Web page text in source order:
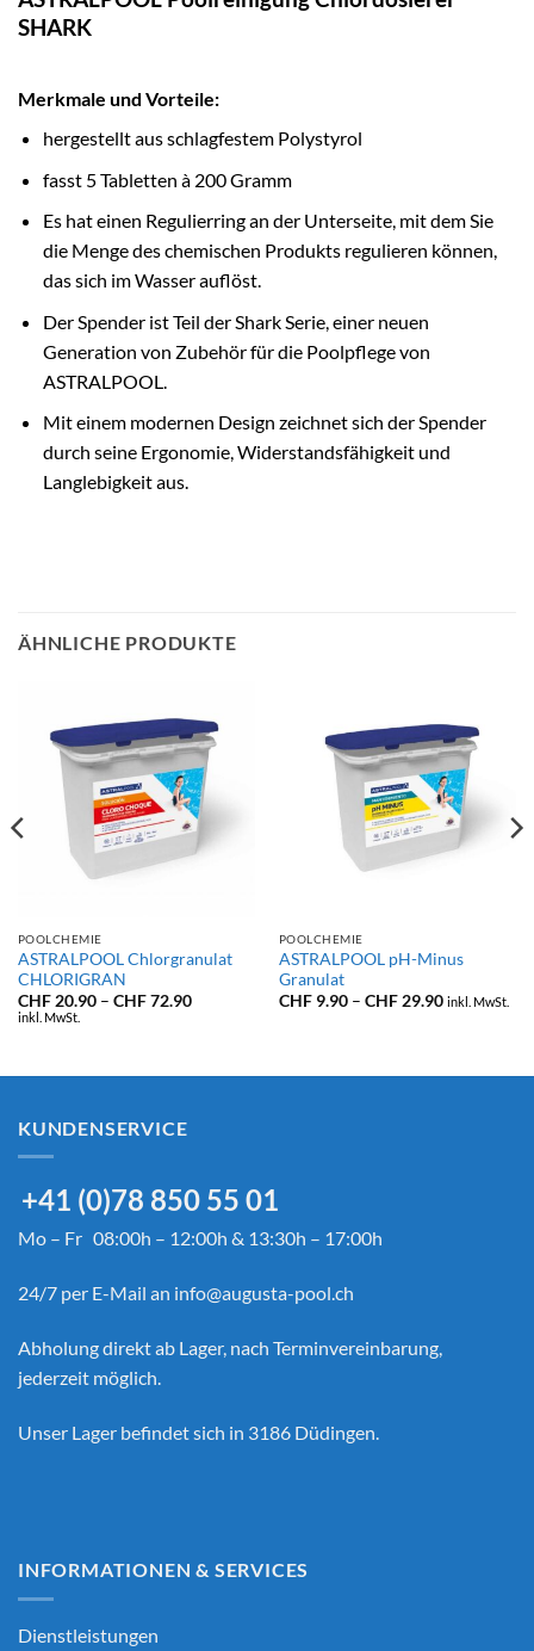
SHARK
Merkmale und Vorteile:
hergestellt aus schlagfestem Polystyrol
fasst 5 Tabletten à 200 Gramm
Es hat einen Regulierring an der Unterseite, mit dem Sie
die Menge des chemischen Produkts regulieren können,
das sich im Wasser auflöst.
Der Spender ist Teil der Shark Serie, einer neuen
Generation von Zubehör für die Poolpflege von
ASTRALPOOL.
Mit einem modernen Design zeichnet sich der Spender
durch seine Ergonomie, Widerstandsfähigkeit und
Langlebigkeit aus.
ÄHNLICHE PRODUKTE
POOLCHEMIE
ASTRALPOOL Chlorgranulat
CHLORIGRAN
CHF20.90 – CHF72.90Preisspanne:
inkl. MwSt.
POOLCHEMIE
ASTRALPOOL pH-Minus
Granulat
CHF9.90 – CHF29.90 inkl. MwSt.
KUNDENSERVICE
+41 (0)78 850 55 01
Mo – Fr 08:00h – 12:00h & 13:30h – 17:00h
24/7 per E-Mail an info@augusta-pool.ch
Abholung direkt ab Lager, nach Terminvereinbarung,
jederzeit möglich.
Unser Lager befindet sich in 3186 Düdingen.
INFORMATIONEN & SERVICES
Dienstleistungen